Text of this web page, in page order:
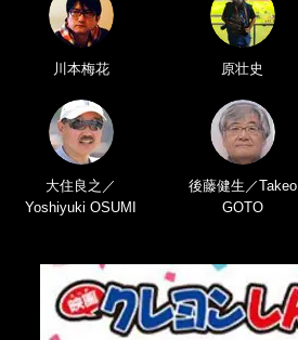
川本梅花 原壮史
大住良之／
Yoshiyuki OSUMI
後藤健生／Takeo
GOTO